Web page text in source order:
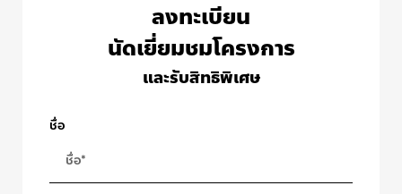
ลงทะเบียน
นัดเยี่ยมชมโครงการ
และรับสิทธิพิเศษ
ชื่อ